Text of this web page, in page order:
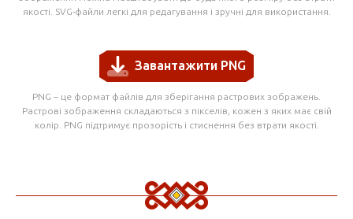
якості. SVG-файли легкі для редагування і зручні для використання.
Завантажити PNG
PNG – це формат файлів для зберігання растрових зображень.
Растрові зображення складаються з пікселів, кожен з яких має свій
колір. PNG підтримує прозорість і стиснення без втрати якості.